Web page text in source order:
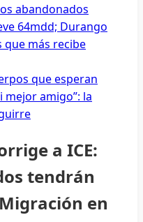
abandonados
64mdd; Durango
que más recibe
que esperan
mejor amigo”: la
a ICE:
tendrán
en